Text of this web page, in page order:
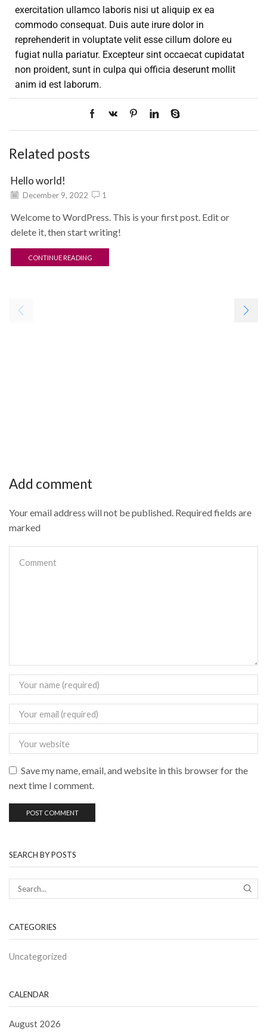
exercitation ullamco laboris nisi ut aliquip ex ea
commodo consequat. Duis aute irure dolor in
reprehenderit in voluptate velit esse cillum dolore eu
fugiat nulla pariatur. Excepteur sint occaecat cupidatat
non proident, sunt in culpa qui officia deserunt mollit
anim id est laborum.
Related posts
Hello world!
December 9, 2022 1
Welcome to WordPress. This is your first post. Edit or
delete it, then start writing!
CONTINUE READING
Add comment
Your email address will not be published. Required fields are
marked
Save my name, email, and website in this browser for the
next time I comment.
SEARCH BY POSTS
CATEGORIES
Uncategorized
CALENDAR
August 2026